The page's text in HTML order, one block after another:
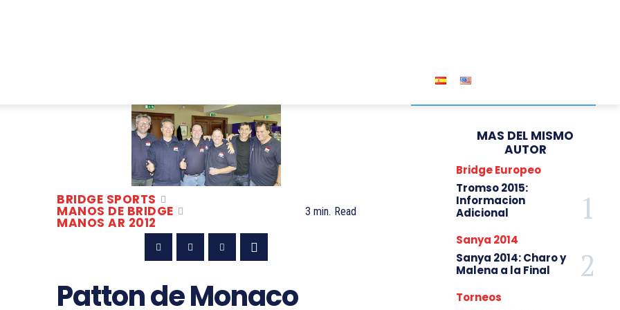
BRIDGE SPORTS
MANOS DE BRIDGE
MANOS AR 2012
3 min. Read
Patton de Monaco
MAS DEL MISMO
AUTOR
Bridge Europeo
Tromso 2015:
Informacion
Adicional
Sanya 2014
Sanya 2014: Charo y
Malena a la Final
Torneos